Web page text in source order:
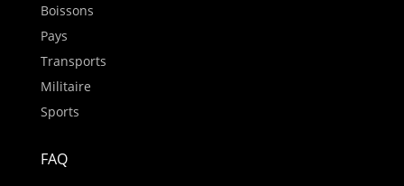
Boissons
Pays
Transports
Militaire
Sports
FAQ